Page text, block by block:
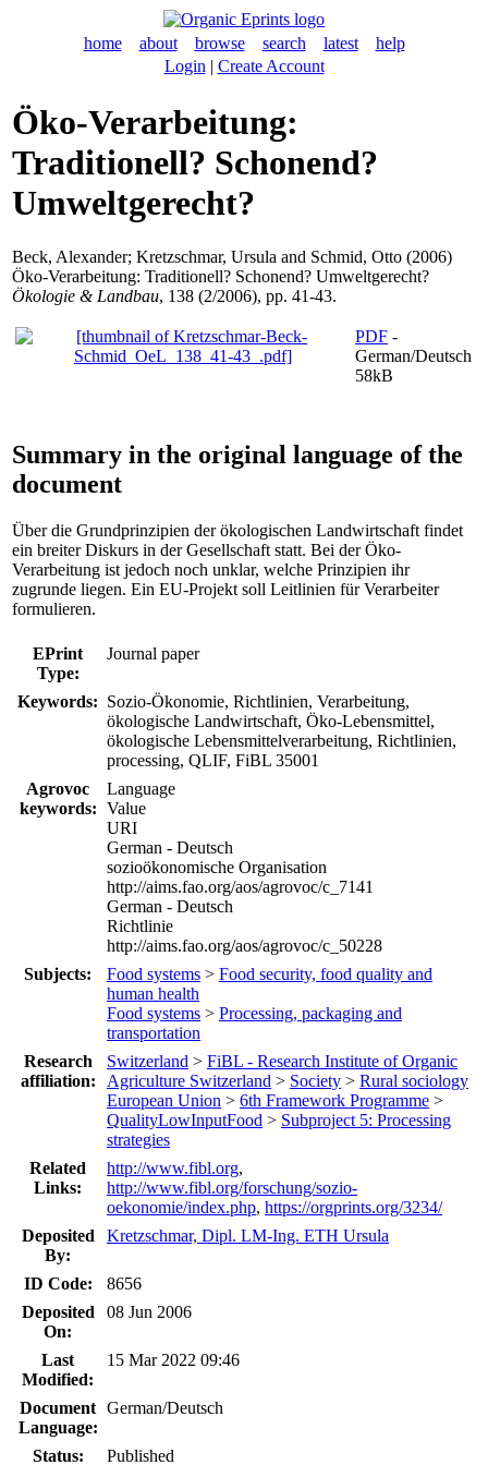
home about browse search latest
help
Login | Create Account
Öko-Verarbeitung:
Traditionell? Schonend?
Umweltgerecht?
Beck, Alexander; Kretzschmar, Ursula and Schmid, Otto (2006)
Öko-Verarbeitung: Traditionell? Schonend? Umweltgerecht?
Ökologie & Landbau, 138 (2/2006), pp. 41-43.
PDF -
German/Deutsch
58kB
Summary in the original language of the
document
Über die Grundprinzipien der ökologischen Landwirtschaft findet
ein breiter Diskurs in der Gesellschaft statt. Bei der Öko-
Verarbeitung ist jedoch noch unklar, welche Prinzipien ihr
zugrunde liegen. Ein EU-Projekt soll Leitlinien für Verarbeiter
formulieren.
EPrint
Type:
Journal paper
Keywords: Sozio-Ökonomie, Richtlinien, Verarbeitung,
ökologische Landwirtschaft, Öko-Lebensmittel,
ökologische Lebensmittelverarbeitung, Richtlinien,
processing, QLIF, FiBL 35001
Agrovoc
keywords:
Language
Value
URI
German - Deutsch
sozioökonomische Organisation
http://aims.fao.org/aos/agrovoc/c_7141
German - Deutsch
Richtlinie
http://aims.fao.org/aos/agrovoc/c_50228
Subjects:
Food systems > Food security, food quality and
human health
Food systems > Processing, packaging and
transportation
Research
affiliation:
Switzerland > FiBL - Research Institute of Organic
Agriculture Switzerland > Society > Rural sociology
European Union > 6th Framework Programme >
QualityLowInputFood > Subproject 5: Processing
strategies
Related
Links:
http://www.fibl.org,
http://www.fibl.org/forschung/sozio-
oekonomie/index.php, https://orgprints.org/3234/
Deposited
By:
Kretzschmar, Dipl. LM-Ing. ETH Ursula
ID Code:
8656
Deposited
On:
08 Jun 2006
Last
Modified:
15 Mar 2022 09:46
Document
Language:
German/Deutsch
Status: Published